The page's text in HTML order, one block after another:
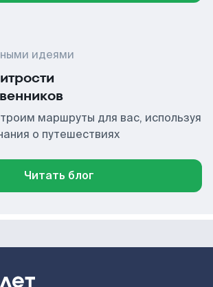
идеями
маршруты для вас, используя
о путешествиях
Читать блог